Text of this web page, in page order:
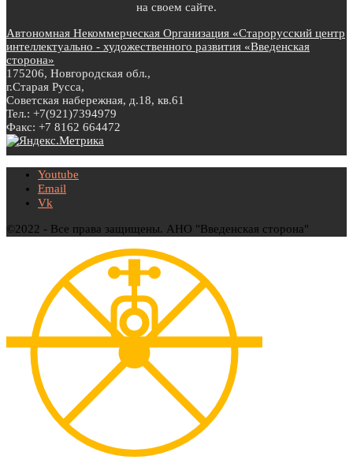
на своем сайте.
Автономная Некоммерческая Организация «Старорусский центр
интеллектуально - художественного развития «Введенская
сторона»
175206, Новгородская обл.,
г.Старая Русса,
Советская набережная, д.18, кв.61
Тел.: +7(921)7394979
Факс: +7 8162 664472
Youtube
Email
Vk
©2022 - Все права защищены. АНО "Введенская сторона"